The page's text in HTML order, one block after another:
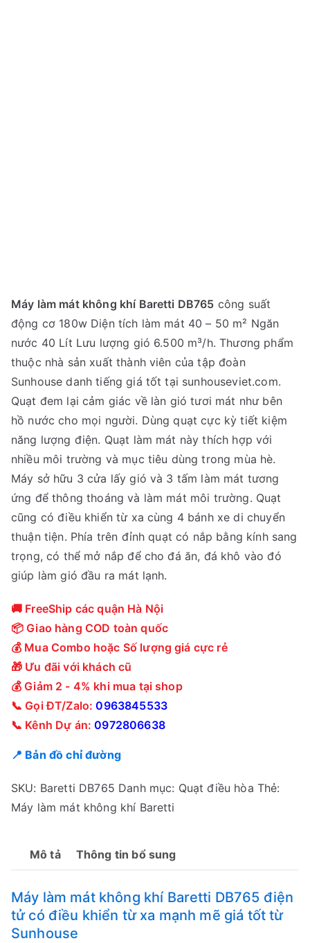
Máy làm mát không khí Baretti DB765 công suất
động cơ 180w Diện tích làm mát 40 – 50 m² Ngăn
nước 40 Lít Lưu lượng gió 6.500 m³/h. Thương phẩm
thuộc nhà sản xuất thành viên của tập đoàn
Sunhouse danh tiếng giá tốt tại sunhouseviet.com.
Quạt đem lại cảm giác về làn gió tươi mát như bên
hồ nước cho mọi người. Dùng quạt cực kỳ tiết kiệm
năng lượng điện. Quạt làm mát này thích hợp với
nhiều môi trường và mục tiêu dùng trong mùa hè.
Máy sở hữu 3 cửa lấy gió và 3 tấm làm mát tương
ứng để thông thoáng và làm mát môi trường. Quạt
cũng có điều khiển từ xa cùng 4 bánh xe di chuyển
thuận tiện. Phía trên đỉnh quạt có nắp bằng kính sang
trọng, có thể mở nắp để cho đá ăn, đá khô vào đó
giúp làm gió đầu ra mát lạnh.
🚚 FreeShip các quận Hà Nội
📦 Giao hàng COD toàn quốc
💰 Mua Combo hoặc Số lượng giá cực rẻ
🎁 Ưu đãi với khách cũ
💰 Giảm 2 - 4% khi mua tại shop
📞 Gọi ĐT/Zalo:0963845533
📞 Kênh Dự án:0972806638
📍 Bản đồ chỉ đường
SKU: Baretti DB765 Danh mục: Quạt điều hòa Thẻ:
Máy làm mát không khí Baretti
Mô tả Thông tin bổ sung
Máy làm mát không khí Baretti DB765 điện
tử có điều khiển từ xa mạnh mẽ giá tốt từ
Sunhouse